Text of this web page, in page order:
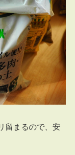
留まるので、安